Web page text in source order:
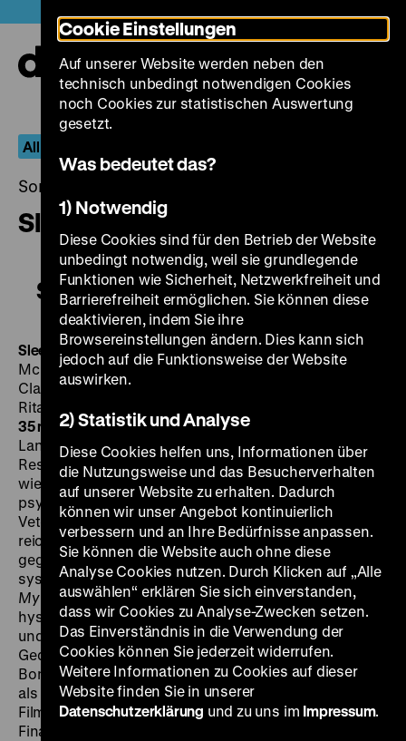
zum
Seiteninhalt
springen
All I Desire – Die Filme von Douglas Sirk
Sonntag, 31. Juli 2016, 20.30 - 00.00 Uhr
Sleep, My Love
Sleep, My Love
Sleep, My LoveUSA 1948, R: Douglas Sirk, B: St. Clair
McKelway, Leo Rosten, K: Joseph A. Valentine, D:
Claudette Colbert, Robert Cummings, Don Ameche,
Rita Johnson, George Coulouris, Queenie Smith, 97‘
35 mm, OF SO 31.07. um 20.30 Uhr + MI 03.08. um 20 Uhr
Lange fast komplett vergessen, inzwischen dank einer
Restaurierung des UCLA Film and Television Archive
wiederentdeckt: Sirks vielleicht reinster und sicherlich
psychopathischster Film Noir. Claudette Colbert,
Veteranin zahlloser Screwball-Klassiker, spielt die
reiche New Yorkerin Alison Courtland, die von einem
gegen sein Starimage besetzten Don Ameche
systematisch um den Verstand gebracht wird.Sleep,
My Lovevariiert Motive klassischer Terrorfilme um
hysterisierte Frauenkörper wieGaslightoderSuspicion
und ist auch sonst Pulp in Reinform:
Gedächtnisverlust, Eifersucht, Drogenwahn und als
Bonus Hazel Brooks in einer denkwürdigen Nebenrolle
als mondän-diabolischer Vamp. Produziert wurde der
Film von der Stummfilmlegende Mary Pickford. „Sirks
Finale suggeriert, dass der wahre Grund von Alisons
Cookie Einstellungen
Auf unserer Website werden neben den
technisch unbedingt notwendigen Cookies
noch Cookies zur statistischen Auswertung
gesetzt.
Was bedeutet das?
1) Notwendig
Diese Cookies sind für den Betrieb der Website
unbedingt notwendig, weil sie grundlegende
Funktionen wie Sicherheit, Netzwerkfreiheit und
Barrierefreiheit ermöglichen. Sie können diese
deaktivieren, indem Sie ihre
Browsereinstellungen ändern. Dies kann sich
jedoch auf die Funktionsweise der Website
auswirken.
2) Statistik und Analyse
Diese Cookies helfen uns, Informationen über
die Nutzungsweise und das Besucherverhalten
auf unserer Website zu erhalten. Dadurch
können wir unser Angebot kontinuierlich
verbessern und an Ihre Bedürfnisse anpassen.
Sie können die Website auch ohne diese
Analyse Cookies nutzen. Durch Klicken auf „Alle
auswählen“ erklären Sie sich einverstanden,
dass wir Cookies zu Analyse-Zwecken setzen.
Das Einverständnis in die Verwendung der
Cookies können Sie jederzeit widerrufen.
Weitere Informationen zu Cookies auf dieser
Website finden Sie in unserer
Datenschutzerklärung und zu uns im Impressum.